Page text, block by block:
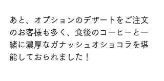
あと、オプションのデザートをご注文
のお客様も多く、食後のコーヒーと一
緒に濃厚なガナッシュオショコラを堪
能しておられました！